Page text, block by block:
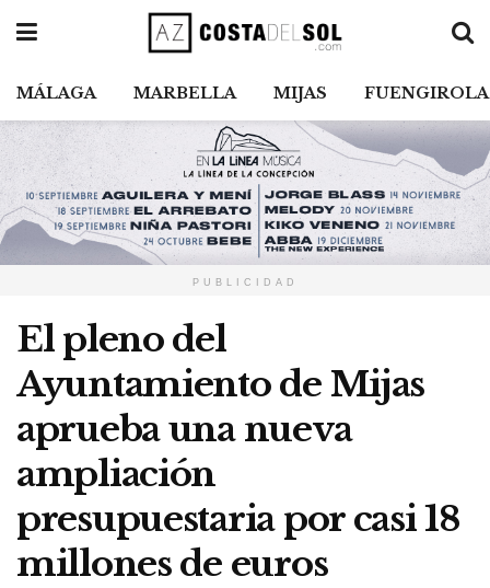
MÁLAGA MARBELLA MIJAS FUENGIROLA
PUBLICIDAD
El pleno del
Ayuntamiento de Mijas
aprueba una nueva
ampliación
presupuestaria por casi 18
millones de euros